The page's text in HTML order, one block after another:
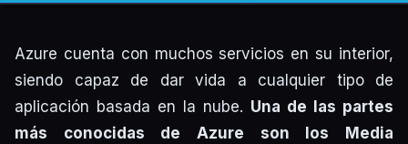
Azure cuenta con muchos servicios en su interior,
siendo capaz de dar vida a cualquier tipo de
aplicación basada en la nube. Una de las partes
más conocidas de Azure son los Media